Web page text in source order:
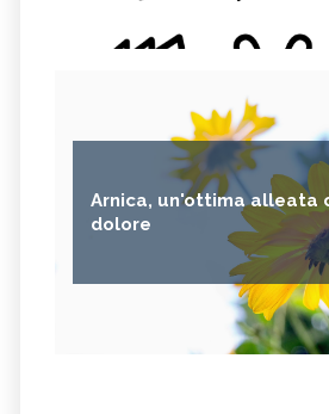
Arnica, un'ottima alleata
dolore